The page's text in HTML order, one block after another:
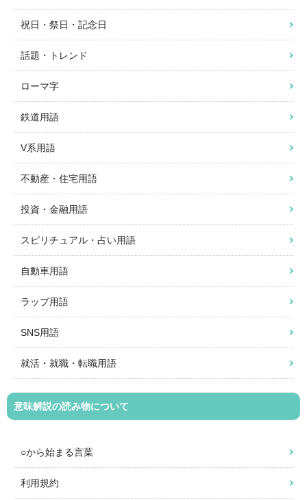
祝日・祭日・記念日
話題・トレンド
ローマ字
鉄道用語
V系用語
不動産・住宅用語
投資・金融用語
スピリチュアル・占い用語
自動車用語
ラップ用語
SNS用語
就活・就職・転職用語
意味解説の読み物について
○から始まる言葉
利用規約